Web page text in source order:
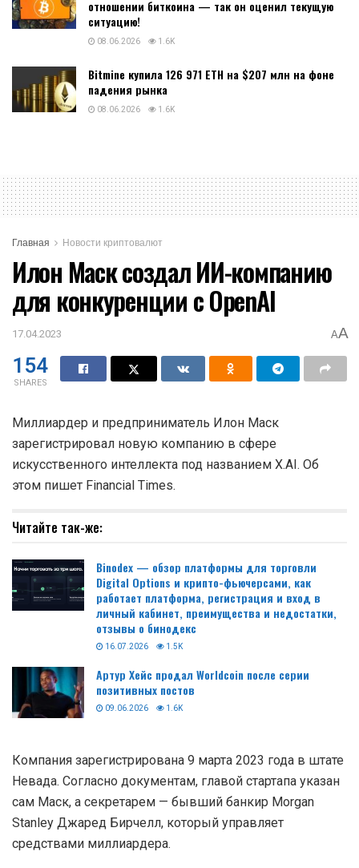
отношении биткоина — так он оценил текущую
ситуацию!
08.06.2026 1.6K
Bitmine купила 126 971 ETH на $207 млн на фоне
падения рынка
08.06.2026 1.6K
Главная Новости криптовалют
Илон Маск создал ИИ-компанию
для конкуренции с OpenAI
17.04.2023 AA
154
SHARES
Миллиардер и предприниматель Илон Маск
зарегистрировал новую компанию в сфере
искусственного интеллекта под названием X.AI. Об
этом пишет Financial Times.
Читайте так-же:
Binodex — обзор платформы для торговли
Digital Options и крипто-фьючерсами, как
работает платформа, регистрация и вход в
личный кабинет, преимущества и недостатки,
отзывы о бинодекс
16.07.2026 1.5K
Артур Хейс продал Worldcoin после серии
позитивных постов
09.06.2026 1.6K
Компания зарегистрирована 9 марта 2023 года в штате
Невада. Согласно документам, главой стартапа указан
сам Маск, а секретарем — бывший банкир Morgan
Stanley Джаред Бирчелл, который управляет
средствами миллиардера.